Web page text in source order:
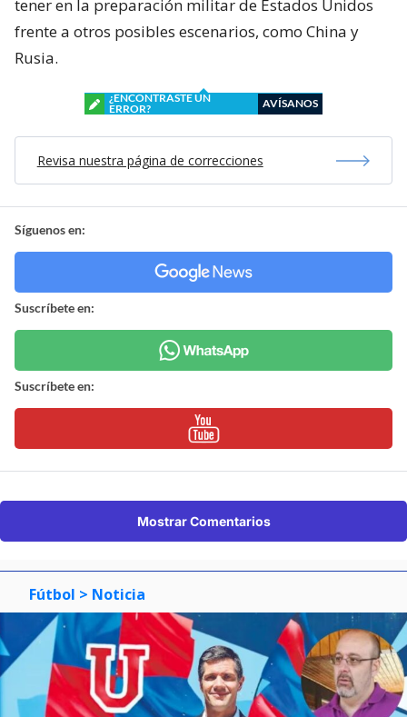
tener en la preparación militar de Estados Unidos
frente a otros posibles escenarios, como China y
Rusia.
¿ENCONTRASTE UN
ERROR?
AVÍSANOS
Revisa nuestra página de correcciones
Síguenos en:
Suscríbete en:
Suscríbete en:
Mostrar Comentarios
Fútbol > Noticia